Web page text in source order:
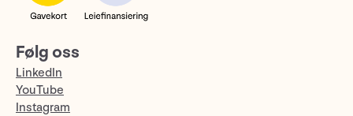
Følg oss
LinkedIn
YouTube
Instagram